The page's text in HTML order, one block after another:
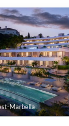
Marbella